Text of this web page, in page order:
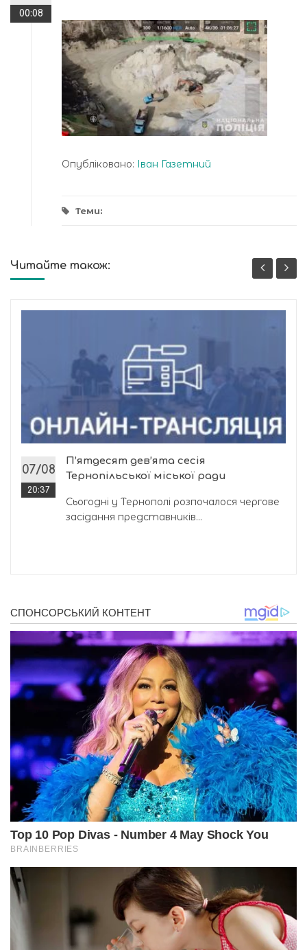
00:08
Опубліковано: Іван Газетний
Теми:
Читайте також:
07/08
20:37
П’ятдесят дев’ята сесія
Тернопільської міської ради
Сьогодні у Тернополі розпочалося чергове
засідання представників...